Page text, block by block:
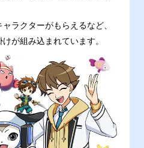
ラクターがもらえるなど、
が組み込まれています。